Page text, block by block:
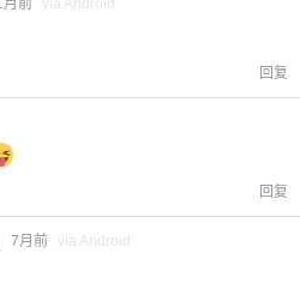
月前 via Android
回复
回复
7月前 via Android